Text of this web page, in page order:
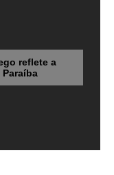
reflete a